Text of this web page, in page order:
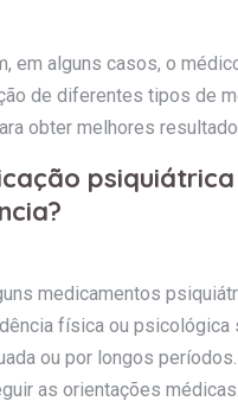
em alguns casos, o
de diferentes tipos de
obter melhores
medicamentos
física ou
ou por longos
as orientações médicas.